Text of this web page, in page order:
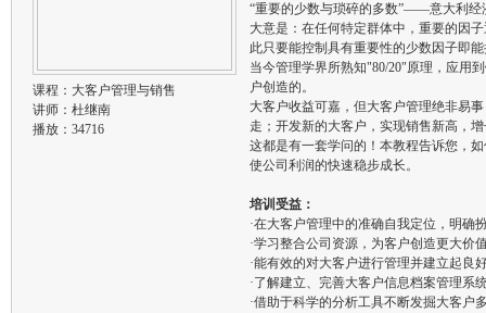
课程： 大客户管理与销售
讲师： 杜继南
播放：34716
“重要的少数与琐碎的多数”——意大利
大意是：在任何特定群体中，重要的因
此只要能控制具有重要性的少数因子即
当今管理学界所熟知"80/20"原理，应用
户创造的。
大客户收益可嘉，但大客户管理绝非易
走；开发新的大客户，实现销售新高，
这都是有一套学问的！本教程告诉您，
使公司利润的快速稳步成长。
培训受益：
·在大客户管理中的准确自我定位，明确
·学习整合公司资源，为客户创造更大价
·能有效的对大客户进行管理并建立起良
·了解建立、完善大客户信息档案管理系
·借助于科学的分析工具不断发掘大客户